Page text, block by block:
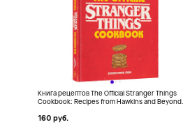
Книга рецептов The Official Stranger Things
Cookbook: Recipes from Hawkins and Beyond
160 руб.